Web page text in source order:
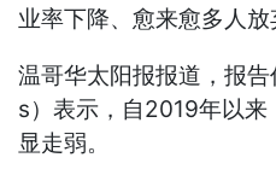
业率下降、愈来愈多人放
温哥华太阳报报道，报
s）表示，自2019年以来
显走弱。